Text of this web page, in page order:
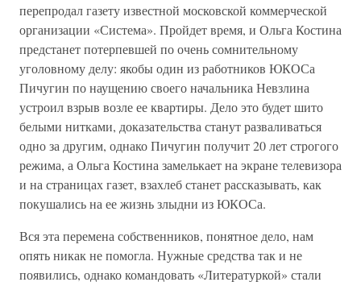
перепродал газету известной московской коммерческой
организации «Система». Пройдет время, и Ольга Костина
предстанет потерпевшей по очень сомнительному
уголовному делу: якобы один из работников ЮКОСа
Пичугин по наущению своего начальника Невзлина
устроил взрыв возле ее квартиры. Дело это будет шито
белыми нитками, доказательства станут разваливаться
одно за другим, однако Пичугин получит 20 лет строгого
режима, а Ольга Костина замелькает на экране телевизора
и на страницах газет, взахлеб станет рассказывать, как
покушались на ее жизнь злыдни из ЮКОСа.
Вся эта перемена собственников, понятное дело, нам
опять никак не помогла. Нужные средства так и не
появились, однако командовать «Литературкой» стали